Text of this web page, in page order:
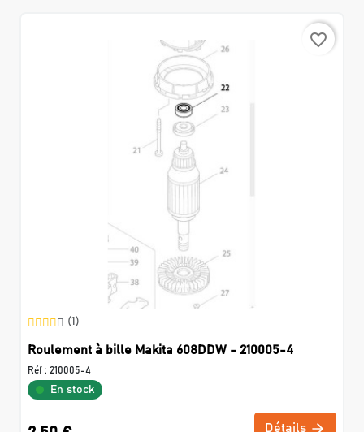
favorite_border
(1)
Roulement à bille Makita 608DDW - 210005-4
Réf : 210005-4
En stock
Détails